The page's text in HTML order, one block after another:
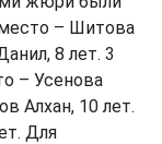
– Шитова
8 лет. 3
– Усенова
Алхан, 10 лет.
Для